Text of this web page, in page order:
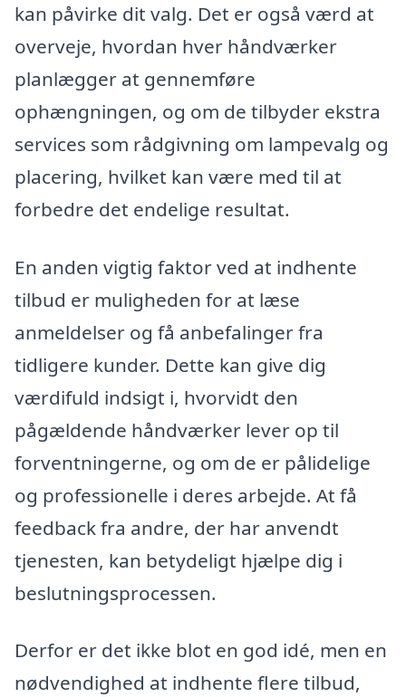
kan påvirke dit valg. Det er også værd at
overveje, hvordan hver håndværker
planlægger at gennemføre
ophængningen, og om de tilbyder ekstra
services som rådgivning om lampevalg og
placering, hvilket kan være med til at
forbedre det endelige resultat.
En anden vigtig faktor ved at indhente
tilbud er muligheden for at læse
anmeldelser og få anbefalinger fra
tidligere kunder. Dette kan give dig
værdifuld indsigt i, hvorvidt den
pågældende håndværker lever op til
forventningerne, og om de er pålidelige
og professionelle i deres arbejde. At få
feedback fra andre, der har anvendt
tjenesten, kan betydeligt hjælpe dig i
beslutningsprocessen.
Derfor er det ikke blot en god idé, men en
nødvendighed at indhente flere tilbud,